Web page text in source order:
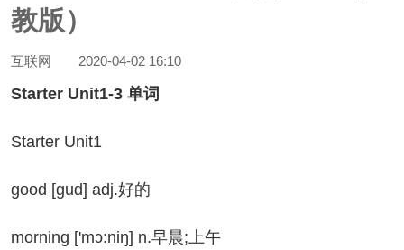
教版）
互联网 2020-04-02 16:10
Unit1-3 单词
Unit1
[gud] adj.好的
['mɔ:niŋ] n.早晨;上午